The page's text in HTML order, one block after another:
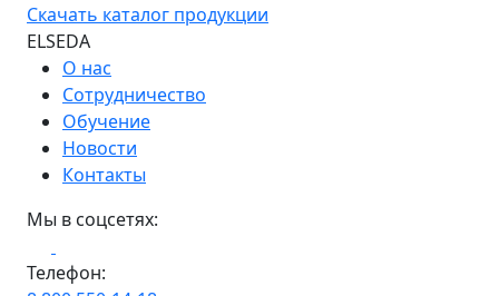
Скачать каталог продукции
ELSEDA
О нас
Сотрудничество
Обучение
Новости
Контакты
Мы в соцсетях:
Телефон: